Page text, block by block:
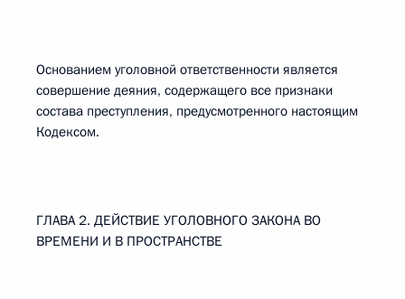
Основанием уголовной ответственности является
совершение деяния, содержащего все признаки
состава преступления, предусмотренного настоящим
Кодексом.
ГЛАВА 2. ДЕЙСТВИЕ УГОЛОВНОГО ЗАКОНА ВО
ВРЕМЕНИ И В ПРОСТРАНСТВЕ